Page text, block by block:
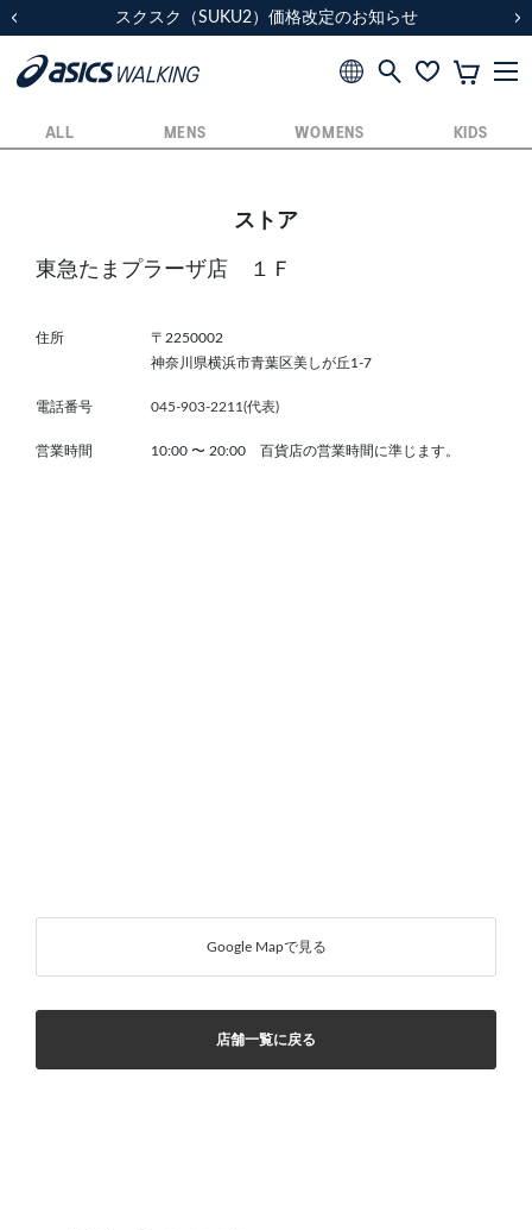
スクスク（SUKU2）価格改定のお知らせ
配送に関するお知らせ
スクスク（SUKU2）価格改定のお知らせ
配送に関するお知らせ
ALL MENS WOMENS KIDS
ストア
東急たまプラーザ店 １Ｆ
住所
〒2250002
神奈川県横浜市青葉区美しが丘1-7
電話番号 045-903-2211(代表)
営業時間 10:00 〜 20:00 百貨店の営業時間に準じます。
Google Mapで見る
店舗一覧に戻る